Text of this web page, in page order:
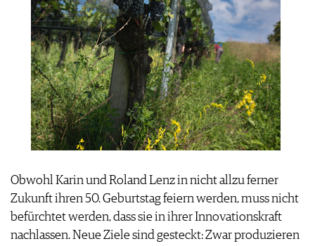
Obwohl Karin und Roland Lenz in nicht allzu ferner
Zukunft ihren 50. Geburtstag feiern werden, muss nicht
befürchtet werden, dass sie in ihrer Innovationskraft
nachlassen. Neue Ziele sind gesteckt: Zwar produzieren